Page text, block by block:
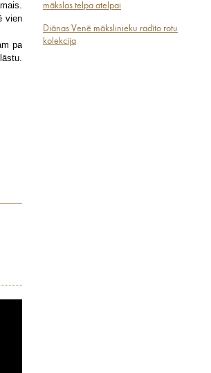
mākslas telpa atelpai
Diānas Venē mākslinieku radīto rotu
kolekcija
vien
pa